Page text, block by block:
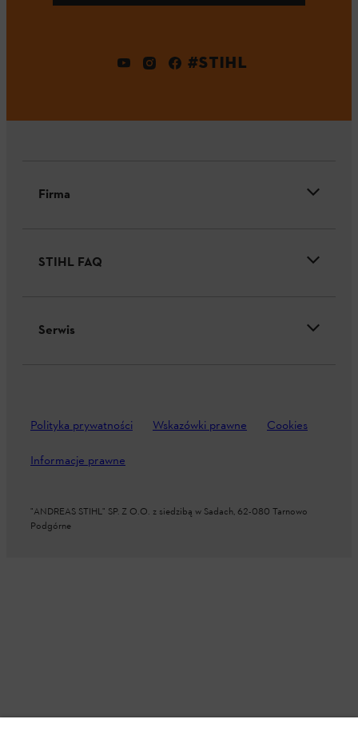
#STIHL
Firma
STIHL FAQ
Serwis
Polityka prywatności Wskazówki prawne Cookies
Informacje prawne
"ANDREAS STIHL" SP. Z O.O. z siedzibą w Sadach, 62-080 Tarnowo
Podgórne